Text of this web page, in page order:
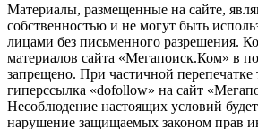
Материалы, размещенные на сайте,
собственностью и не могут быть
лицами без письменного разрешения.
материалов сайта «Мегапоиск.Ком» в
запрещено. При частичной перепечатке
гиперссылка «dofollow» на сайт
Несоблюдение настоящих условий
нарушение защищаемых законом прав